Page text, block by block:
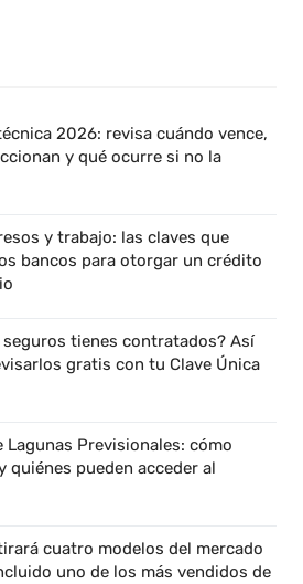
2026: revisa cuándo vence,
y qué ocurre si no la
y trabajo: las claves que
bancos para otorgar un crédito
seguros tienes contratados? Así
gratis con tu Clave Única
Lagunas Previsionales: cómo
quiénes pueden acceder al
cuatro modelos del mercado
uno de los más vendidos de